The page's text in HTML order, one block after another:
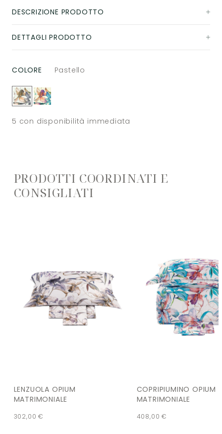
DESCRIZIONE PRODOTTO
DETTAGLI PRODOTTO
COLORE Pastello
5 con disponibilità immediata
PRODOTTI COORDINATI E
CONSIGLIATI
LENZUOLA OPIUM
MATRIMONIALE
302,00€
COPRIPIUMINO OPIUM
MATRIMONIALE
408,00€